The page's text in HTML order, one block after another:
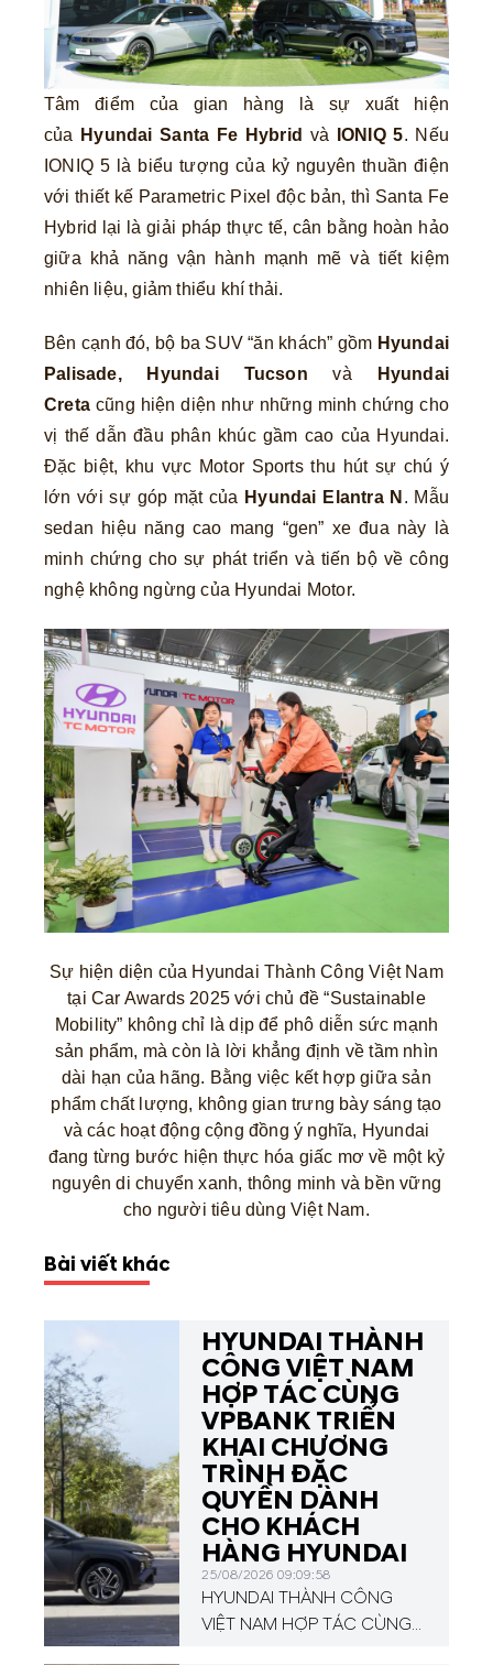
Tâm điểm của gian hàng là sự xuất hiện
của
Hyundai Santa Fe Hybrid và IONIQ 5. Nếu
IONIQ 5 là biểu tượng của kỷ nguyên thuần điện
với thiết kế Parametric Pixel độc bản, thì Santa Fe
Hybrid lại là giải pháp thực tế, cân bằng hoàn hảo
giữa khả năng vận hành mạnh mẽ và tiết kiệm
nhiên liệu, giảm thiểu khí thải.
Bên cạnh đó, bộ ba SUV “ăn khách” gồm Hyundai
Palisade, Hyundai Tucson và
Hyundai
Creta cũng hiện diện như những minh chứng cho
vị thế dẫn đầu phân khúc gầm cao của Hyundai.
Đặc biệt, khu vực Motor Sports thu hút sự chú ý
lớn với sự góp mặt của Hyundai Elantra N . Mẫu
sedan hiệu năng cao mang “gen” xe đua này là
minh chứng cho sự phát triển và tiến bộ về công
nghệ không ngừng của Hyundai Motor.
Sự hiện diện của Hyundai Thành Công Việt Nam
tại Car Awards 2025 với chủ đề “Sustainable
Mobility” không chỉ là dịp để phô diễn sức mạnh
sản phẩm, mà còn là lời khẳng định về tầm nhìn
dài hạn của hãng. Bằng việc kết hợp giữa sản
phẩm chất lượng, không gian trưng bày sáng tạo
và các hoạt động cộng đồng ý nghĩa, Hyundai
đang từng bước hiện thực hóa giấc mơ về một kỷ
nguyên di chuyển xanh, thông minh và bền vững
cho người tiêu dùng Việt Nam.
Bài viết khác
HYUNDAI THÀNH
CÔNG VIỆT NAM
HỢP TÁC CÙNG
VPBANK TRIỂN
KHAI CHƯƠNG
TRÌNH ĐẶC
QUYỀN DÀNH
CHO KHÁCH
HÀNG HYUNDAI
25/08/2026 09:09:58
HYUNDAI THÀNH CÔNG
VIỆT NAM HỢP TÁC CÙNG